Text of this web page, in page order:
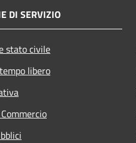
DI SERVIZIO
stato civile
libero